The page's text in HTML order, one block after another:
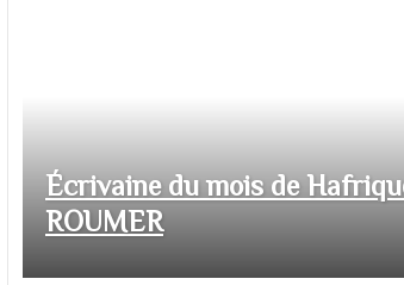
Écrivaine du mois de
ROUMER